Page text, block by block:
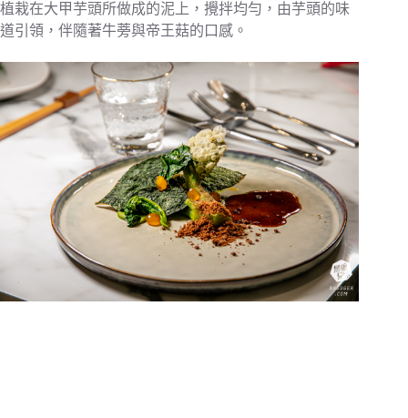
植栽在大甲芋頭所做成的泥上，攪拌均勻，由芋頭的味
道引領，伴隨著牛蒡與帝王菇的口感。